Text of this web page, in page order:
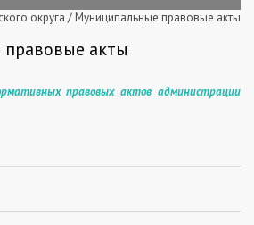
округа / Муниципальные правовые акты
акты
правовых актов администрации